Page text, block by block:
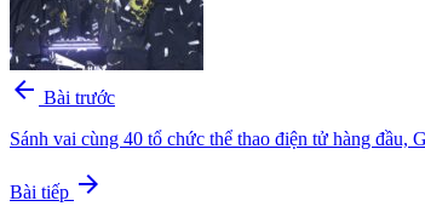
arrow_back Bài trước
Sánh vai cùng 40 tổ chức thể thao điện tử hàng
Bài tiếp arrow_forward